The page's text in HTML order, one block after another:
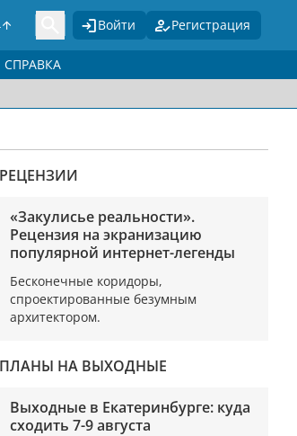
Войти Регистрация
СПРАВКА
РЕЦЕНЗИИ
«Закулисье реальности».
Рецензия на экранизацию
популярной интернет-легенды
Бесконечные коридоры,
спроектированные безумным
архитектором.
ПЛАНЫ НА ВЫХОДНЫЕ
Выходные в Екатеринбурге: куда
сходить 7-9 августа